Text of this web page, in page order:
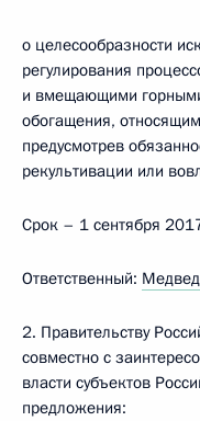
о целесообразности
регулирования
и вмещающими
обогащения,
предусмотрев
рекультивации или
Срок – 1 сентября
Ответственный:
2. Правительству
совместно с
власти субъектов
предложения: